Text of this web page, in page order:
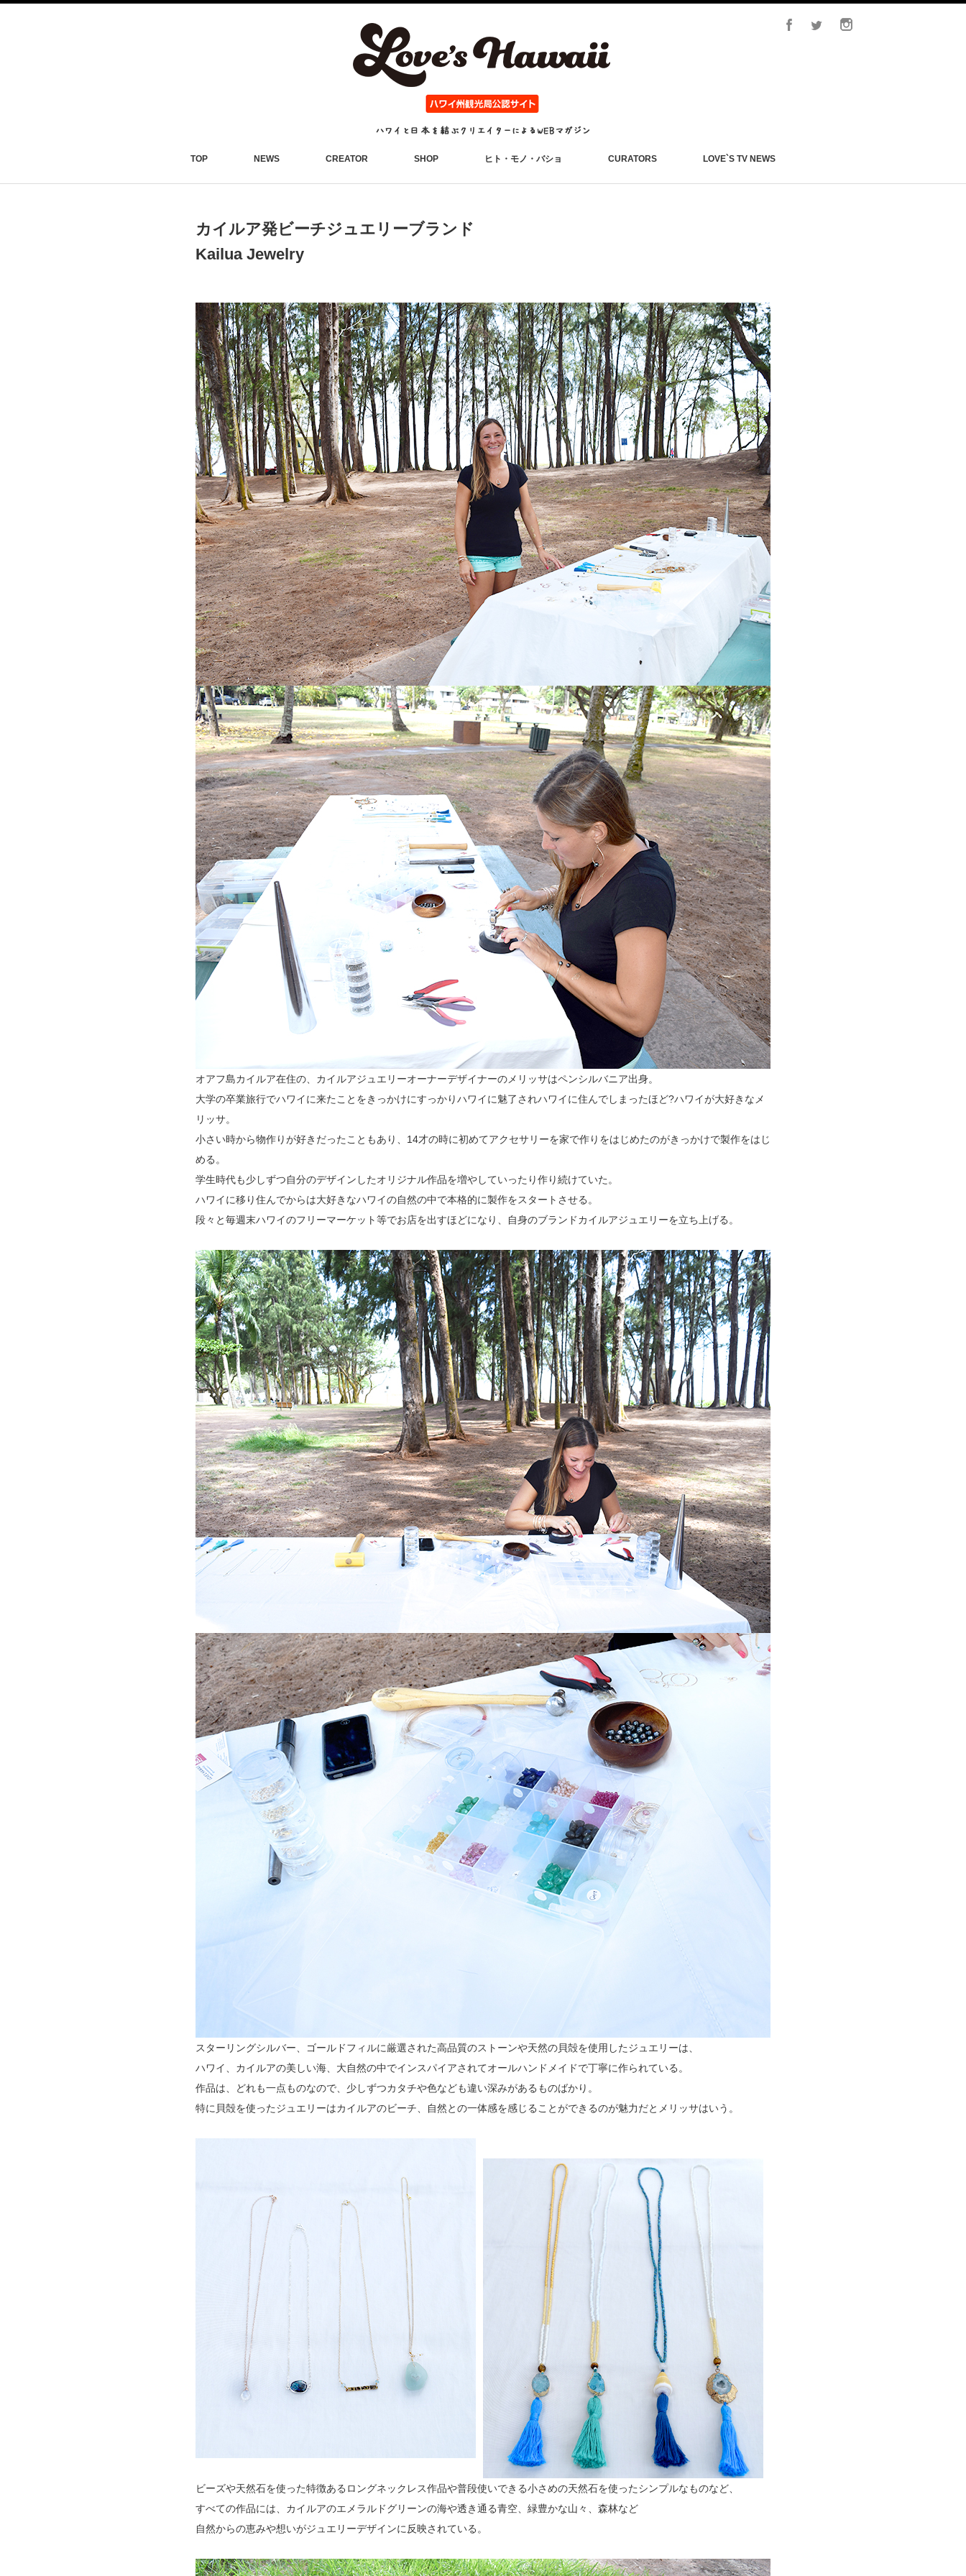
TOP NEWS CREATOR SHOP ヒト・モノ・バショ CURATORS LOVE`S TV NEWS
カイルア発ビーチジュエリーブランド
Kailua Jewelry
オアフ島カイルア在住の、カイルアジュエリーオーナーデザイナーのメリッサはペンシルバニア出身。
大学の卒業旅行でハワイに来たことをきっかけにすっかりハワイに魅了されハワイに住んでしまったほど?ハワイが大好きなメ
リッサ。
小さい時から物作りが好きだったこともあり、14才の時に初めてアクセサリーを家で作りをはじめたのがきっかけで製作をはじ
める。
学生時代も少しずつ自分のデザインしたオリジナル作品を増やしていったり作り続けていた。
ハワイに移り住んでからは大好きなハワイの自然の中で本格的に製作をスタートさせる。
段々と毎週末ハワイのフリーマーケット等でお店を出すほどになり、自身のブランドカイルアジュエリーを立ち上げる。
スターリングシルバー、ゴールドフィルに厳選された高品質のストーンや天然の貝殻を使用したジュエリーは、
ハワイ、カイルアの美しい海、大自然の中でインスパイアされてオールハンドメイドで丁寧に作られている。
作品は、どれも一点ものなので、少しずつカタチや色なども違い深みがあるものばかり。
特に貝殻を使ったジュエリーはカイルアのビーチ、自然との一体感を感じることができるのが魅力だとメリッサはいう。
ビーズや天然石を使った特徴あるロングネックレス作品や普段使いできる小さめの天然石を使ったシンプルなものなど、
すべての作品には、カイルアのエメラルドグリーンの海や透き通る青空、緑豊かな山々、森林など
自然からの恵みや想いがジュエリーデザインに反映されている。